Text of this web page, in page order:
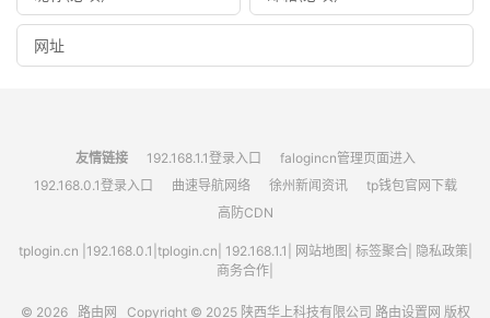
友情链接 192.168.1.1登录入口
falogincn管理页面进入
192.168.0.1登录入口
曲速导航网络 徐州新闻资讯
tp钱包官网下载
高防CDN
tplogin.cn 192.168.0.1 tplogin.cn 192.168.1.1 网站地图 标签聚合| 隐私政策
商务合作|
© 2026 路由网 Copyright © 2025 陕西华上科技有限公司 路由设置网 版权